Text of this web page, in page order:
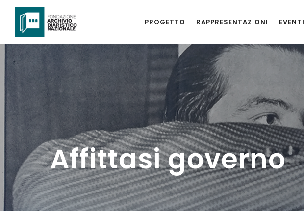
PROGETTO RAPPRESENTAZIONI EVENTI
Affittasi governo